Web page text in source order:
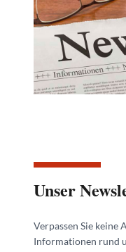
Unser
Verpassen Sie keine
Informationen rund